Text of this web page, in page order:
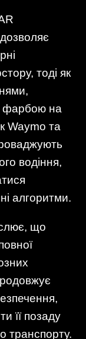
тоді як
фарбою на
Waymo та
водіння,
алгоритми.
що
її позаду
транспорту.